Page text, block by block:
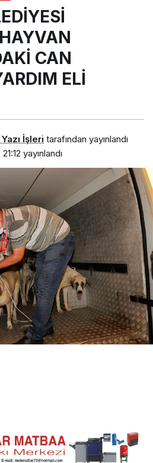
BARINAĞINDAKİ CAN
DOSTLARA YARDIM ELİ
UZATTI
CAN
ELİ
İşleri tarafından yayınlandı
yayınlandı